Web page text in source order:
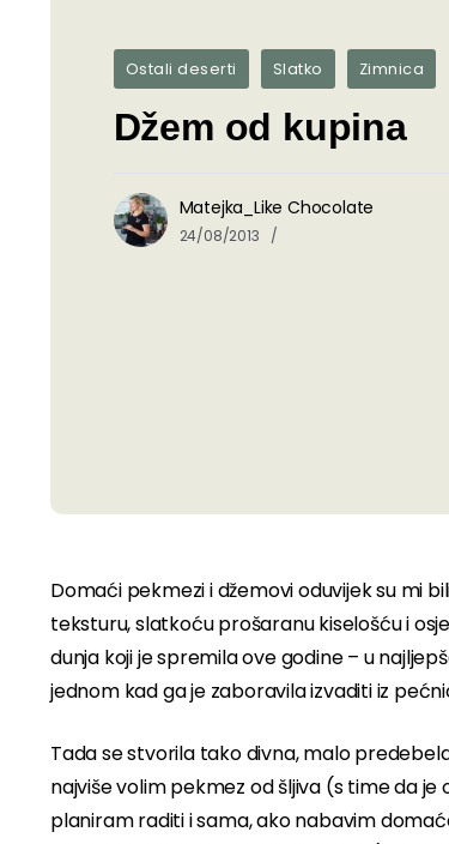
Ostali deserti Slatko Zimnica
Džem od kupina
Matejka_Like Chocolate
24/08/2013
Domaći pekmezi i džemovi oduvijek su mi
teksturu, slatkoću prošaranu kiselošću i
dunja koji je spremila ove godine – u
jednom kad ga je zaboravila izvaditi iz
Tada se stvorila tako divna, malo
najviše volim pekmez od šljiva (s time da
planiram raditi i sama, ako nabavim